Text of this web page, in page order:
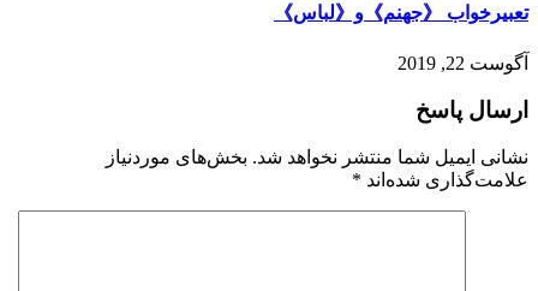
تعبیرخواب 《جهنم》و《لباس》
آگوست 22, 2019
ارسال پاسخ
نشانی ایمیل شما منتشر نخواهد شد. بخش‌های موردنیاز
علامت‌گذاری شده‌اند *